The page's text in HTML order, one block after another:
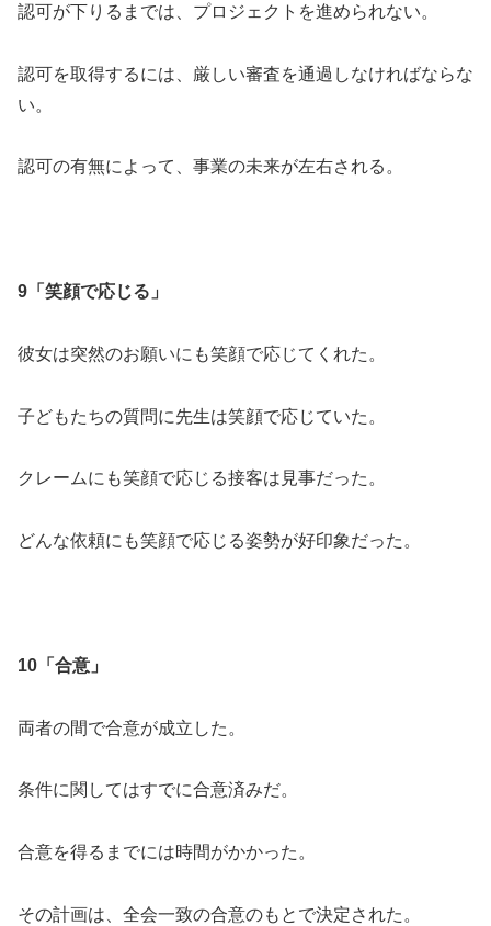
認可が下りるまでは、プロジェクトを進められない。
認可を取得するには、厳しい審査を通過しなければならな
い。
認可の有無によって、事業の未来が左右される。
9「笑顔で応じる」
彼女は突然のお願いにも笑顔で応じてくれた。
子どもたちの質問に先生は笑顔で応じていた。
クレームにも笑顔で応じる接客は見事だった。
どんな依頼にも笑顔で応じる姿勢が好印象だった。
10「合意」
両者の間で合意が成立した。
条件に関してはすでに合意済みだ。
合意を得るまでには時間がかかった。
その計画は、全会一致の合意のもとで決定された。